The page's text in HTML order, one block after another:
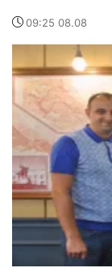
09:25 08.08